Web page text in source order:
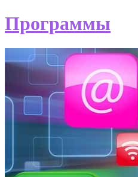
Программы